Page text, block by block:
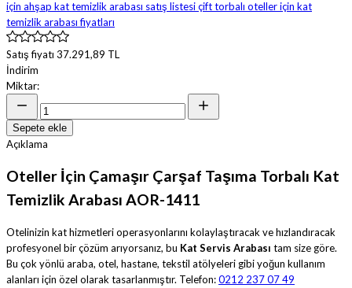
Satış fiyatı 37.291,89 TL
İndirim
Miktar:
Sepete ekle
Açıklama
Oteller İçin Çamaşır Çarşaf Taşıma Torbalı Kat
Temizlik Arabası AOR-1411
Otelinizin kat hizmetleri operasyonlarını kolaylaştıracak ve hızlandıracak
profesyonel bir çözüm arıyorsanız, bu Kat Servis Arabası tam size göre.
Bu çok yönlü araba, otel, hastane, tekstil atölyeleri gibi yoğun kullanım
alanları için özel olarak tasarlanmıştır. Telefon:0212 237 07 49